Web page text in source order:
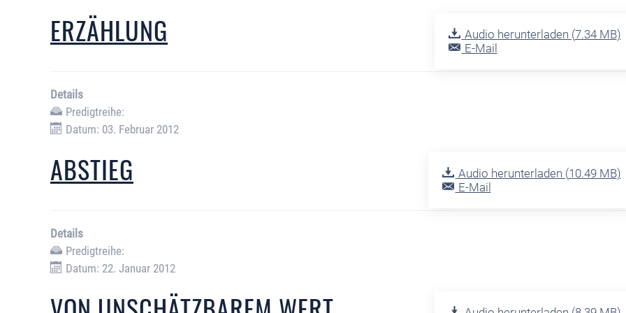
Audio herunterladen (7.34 MB)
E-Mail
ERZÄHLUNG
Details
Predigtreihe:
Datum: 03. Februar 2012
Audio herunterladen (10.49 MB)
E-Mail
ABSTIEG
Details
Predigtreihe:
Datum: 22. Januar 2012